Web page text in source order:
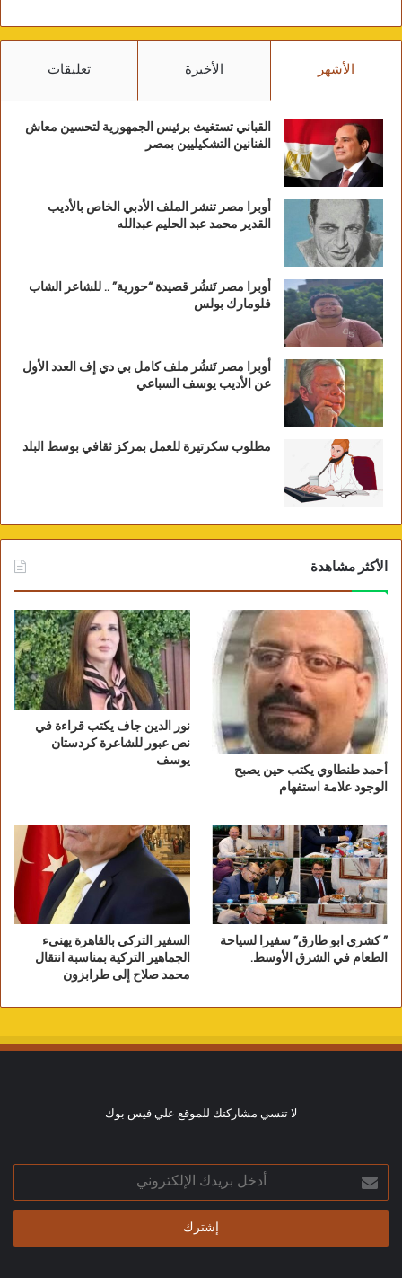
الأشهر الأخيرة تعليقات
القباني تستغيث برئيس الجمهورية لتحسين معاش
الفنانين التشكيليين بمصر
أوبرا مصر تنشر الملف الأدبي الخاص بالأديب
القدير محمد عبد الحليم عبدالله
أوبرا مصر تَنشُر قصيدة “حورية” .. للشاعر الشاب
فلومارك بولس
أوبرا مصر تَنشُر ملف كامل بي دي إف العدد الأول
عن الأديب يوسف السباعي
مطلوب سكرتيرة للعمل بمركز ثقافي بوسط البلد
الأكثر مشاهدة
أحمد طنطاوي يكتب حين يصبح
الوجود علامة استفهام
نور الدين جاف يكتب قراءة في
نص عبور للشاعرة كردستان
يوسف
” كشري ابو طارق” سفيرا لسياحة
الطعام في الشرق الأوسط.
السفير التركي بالقاهرة يهنىء
الجماهير التركية بمناسبة انتقال
محمد صلاح إلى طرابزون
لا تنسي مشاركتك للموقع علي فيس بوك
أدخل
بريدك
الإلكتروني